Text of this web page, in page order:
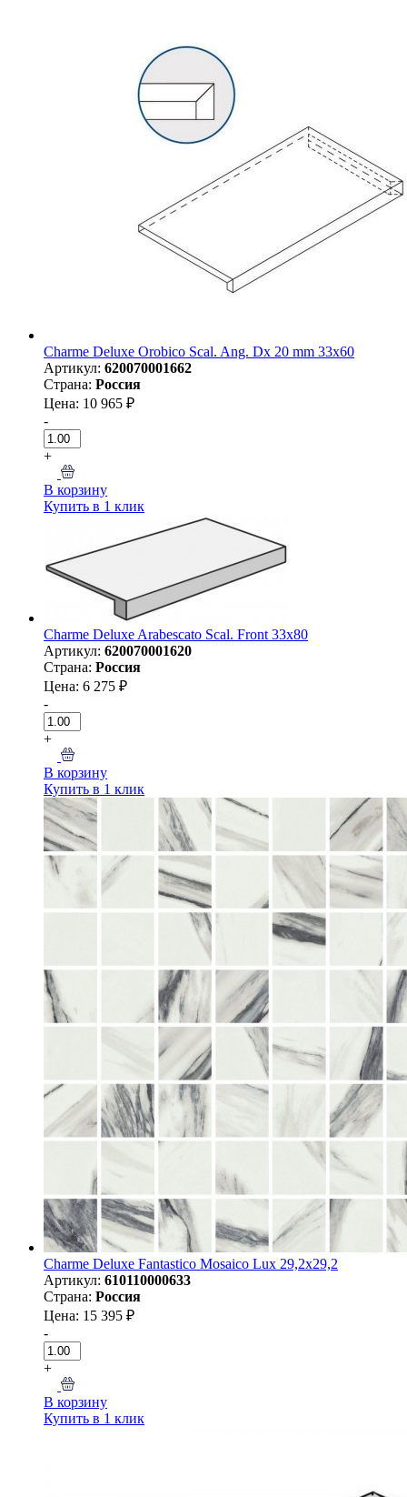
Charme Deluxe Orobico Scal. Ang. Dx 20 mm 33x60
Артикул: 620070001662
Страна: Россия
Цена: 10 965 ₽
-
+
В корзину
Купить в 1 клик
Charme Deluxe Arabescato Scal. Front 33x80
Артикул: 620070001620
Страна: Россия
Цена: 6 275 ₽
-
+
В корзину
Купить в 1 клик
Charme Deluxe Fantastico Mosaico Lux 29,2x29,2
Артикул: 610110000633
Страна: Россия
Цена: 15 395 ₽
-
+
В корзину
Купить в 1 клик